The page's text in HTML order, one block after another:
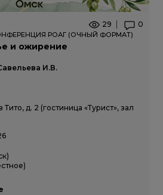
29 0
РОАГ (ОЧНЫЙ ФОРМАТ)
и ожирение
И.В.
д. 2 (гостиница «Турист», зал